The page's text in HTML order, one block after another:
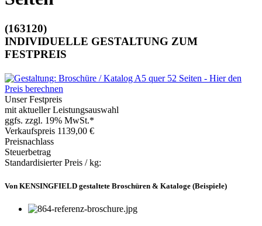
(163120)
INDIVIDUELLE GESTALTUNG ZUM
FESTPREIS
Unser Festpreis
mit aktueller Leistungsauswahl
ggfs. zzgl. 19% MwSt.*
Verkaufspreis 1139,00 €
Preisnachlass
Steuerbetrag
Standardisierter Preis / kg:
Von KENSINGFIELD gestaltete Broschüren & Kataloge (Beispiele)